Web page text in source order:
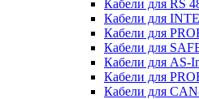
Кабели для RS
Кабели для
Кабели для
Кабели для
Кабели для AS-
Кабели для
Кабели для